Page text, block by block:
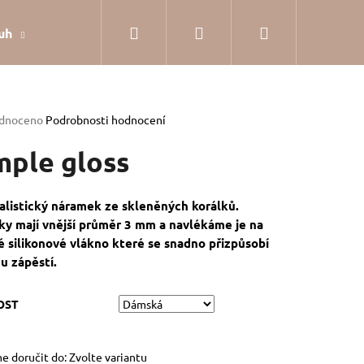
Dárkové balení Hodnocení obchodu
Přihlášení
Podrobnosti hodnocení
gloss
náramek ze skleněných korálků.
mají vnější průměr 3 mm a navlékáme je na
silikonové vlákno které se snadno přizpůsobí
zápěstí.
doručit do:Zvolte variantu